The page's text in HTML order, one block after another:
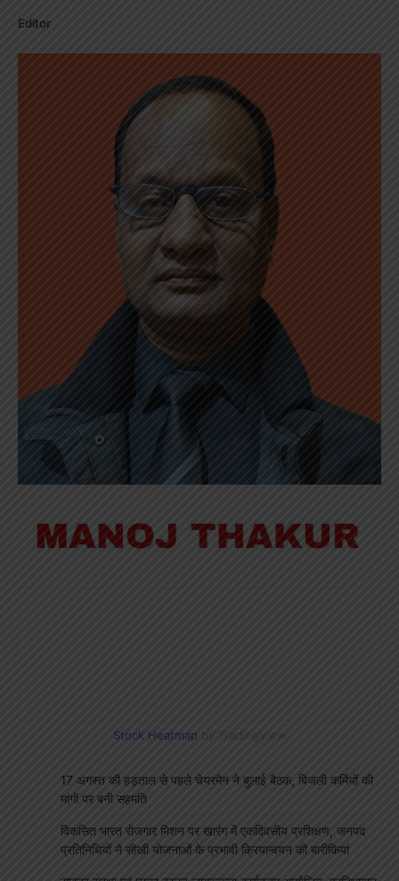
Editor
Stock Heatmap by TradingView
17 अगस्त की हड़ताल से पहले चेयरमैन ने बुलाई बैठक, बिजली कर्मियों की
मांगों पर बनी सहमति
विकसित भारत रोजगार मिशन पर खारंग में एकदिवसीय प्रशिक्षण, जनपद
प्रतिनिधियों ने सीखी योजनाओं के प्रभावी क्रियान्वयन की बारीकियां